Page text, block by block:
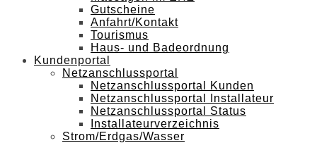
Gutscheine
Anfahrt/Kontakt
Tourismus
Haus- und Badeordnung
Kundenportal
Netzanschlussportal
Netzanschlussportal Kunden
Netzanschlussportal Installateur
Netzanschlussportal Status
Installateurverzeichnis
Strom/Erdgas/Wasser